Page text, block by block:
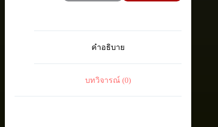
คำอธิบาย
บทวิจารณ์ (0)